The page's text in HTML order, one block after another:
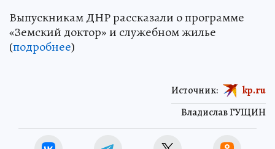
Выпускникам ДНР рассказали о программе
«Земский доктор» и служебном жилье
(подробнее)
Владислав ГУЩИН
Источник: kp.ru